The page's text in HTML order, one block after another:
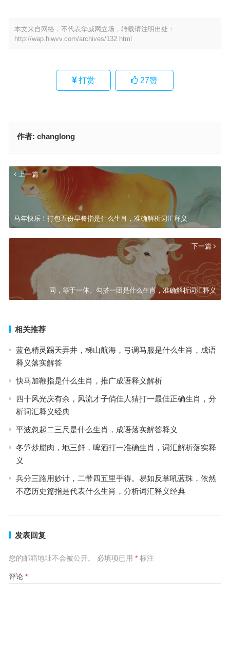
本文来自网络，不代表华威网立场，转载请注明出处：
http://wap.hlwvv.com/archives/132.html
打赏 27赞
作者: changlong
上一篇
马年快乐！打包五份早餐指是什么生肖，准确解析词汇释义
下一篇
同，等于一体。勾搭一团是什么生肖，准确解析词汇释义
相关推荐
蓝色精灵踢天弄井，梯山航海，弓调马服是什么生肖，成语
释义落实解答
快马加鞭指是什么生肖，推广成语释义解析
四十风光庆有余，风流才子俏佳人猜打一最佳正确生肖，分
析词汇释义经典
平波忽起二三尺是什么生肖，成语落实解答释义
冬笋炒腊肉，地三鲜，啤酒打一准确生肖，词汇解析落实释
义
兵分三路用妙计，二带四五里手得。易如反掌吼蓝珠，依然
不恋历史篇指是代表什么生肖，分析词汇释义经典
发表回复
您的邮箱地址不会被公开。 必填项已用 *标注
评论 *